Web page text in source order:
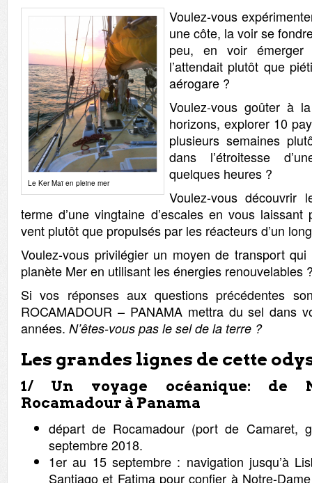
Le Ker Maï en pleine mer
Voulez-vous
une côte, la voir se
peu, en voir
l’attendait plutôt que
aérogare ?
Voulez-vous goûter à
horizons, explorer 10
plusieurs semaines
dans l’étroitesse
quelques heures ?
Voulez-vous découvrir
terme d’une vingtaine d’escales en vous
vent plutôt que propulsés par les réacteurs d’un
Voulez-vous privilégier un moyen de transport
planète Mer en utilisant les énergies renouvelables
Si vos réponses aux questions précédentes
ROCAMADOUR – PANAMA mettra du sel dans
années. N’êtes-vous pas le sel de la terre ?
Les grandes lignes de cette
1/ Un voyage océanique: de
Rocamadour à Panama
départ de Rocamadour (port de Camaret,
septembre 2018.
1er au 15 septembre : navigation jusqu’à
Santiago et Fatima pour confier à Notre-